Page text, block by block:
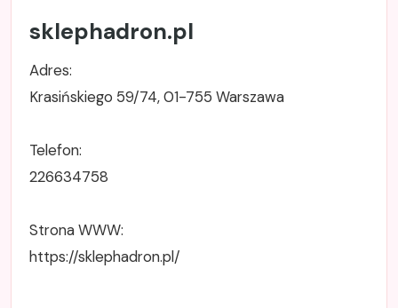
sklephadron.pl
Adres:
Krasińskiego 59/74, 01-755 Warszawa
Telefon:
226634758
Strona WWW:
https://sklephadron.pl/